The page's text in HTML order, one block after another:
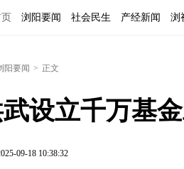
浏阳要闻 社会民生 产经新闻 浏
阳要闻 > 正文
设立千万基
09-18 10:38:32